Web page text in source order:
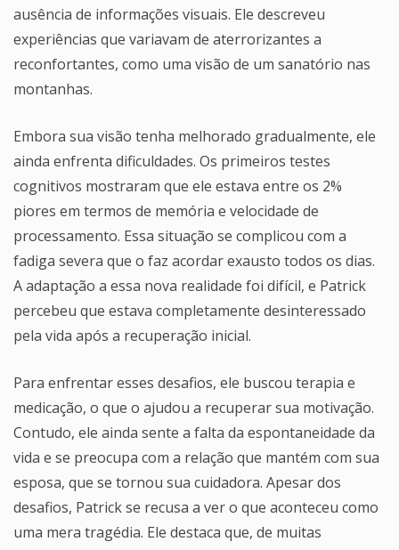
ausência de informações visuais. Ele descreveu
experiências que variavam de aterrorizantes a
reconfortantes, como uma visão de um sanatório nas
montanhas.
Embora sua visão tenha melhorado gradualmente, ele
ainda enfrenta dificuldades. Os primeiros testes
cognitivos mostraram que ele estava entre os 2%
piores em termos de memória e velocidade de
processamento. Essa situação se complicou com a
fadiga severa que o faz acordar exausto todos os dias.
A adaptação a essa nova realidade foi difícil, e Patrick
percebeu que estava completamente desinteressado
pela vida após a recuperação inicial.
Para enfrentar esses desafios, ele buscou terapia e
medicação, o que o ajudou a recuperar sua motivação.
Contudo, ele ainda sente a falta da espontaneidade da
vida e se preocupa com a relação que mantém com sua
esposa, que se tornou sua cuidadora. Apesar dos
desafios, Patrick se recusa a ver o que aconteceu como
uma mera tragédia. Ele destaca que, de muitas